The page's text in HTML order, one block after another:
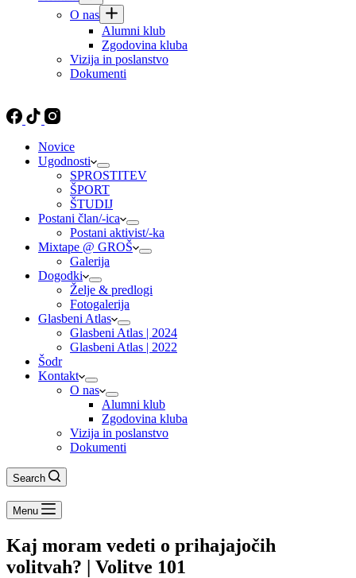
O nas
Alumni klub
Zgodovina kluba
Vizija in poslanstvo
Dokumenti
Novice
Ugodnosti
SPROSTITEV
ŠPORT
ŠTUDIJ
Postani član/-ica
Postani aktivist/-ka
Mixtape @ GROŠ
Galerija
Dogodki
Želje & predlogi
Fotogalerija
Glasbeni Atlas
Glasbeni Atlas | 2024
Glasbeni Atlas | 2022
Šodr
Kontakt
O nas
Alumni klub
Zgodovina kluba
Vizija in poslanstvo
Dokumenti
Search
Menu
Kaj moram vedeti o prihajajočih
volitvah? | Volitve 101